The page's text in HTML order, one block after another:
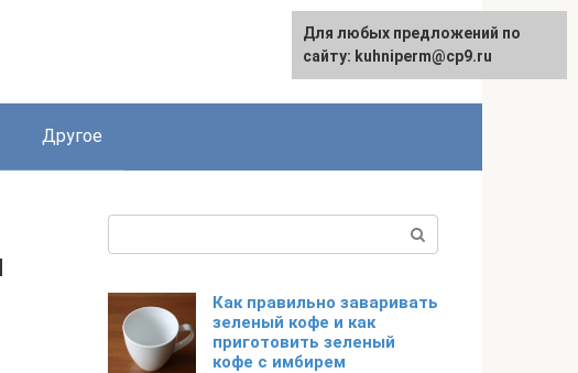
Другое
Как правильно заваривать
зеленый кофе и как
приготовить зеленый
кофе с имбирем
Для любых предложений по
сайту: kuhniperm@cp9.ru